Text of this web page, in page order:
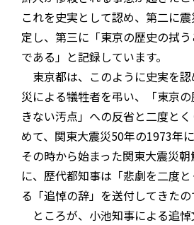
これを史実として認め、第二に
定し、第三に「東京の歴史の拭
である」と記録しています。
東京都は、このように史実を
災による犠牲者を弔い、「東京
きない汚点」への反省と二度と
めて、関東大震災50年の1973年
その時から始まった関東大震災
に、歴代都知事は「悲劇を二度
る「追悼の辞」を送付してきたの
ところが、小池知事による追